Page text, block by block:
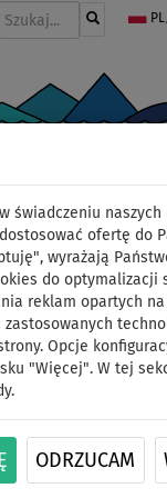
świadczeniu naszych
ofertę do
wyrażają
do optymalizacji
reklam opartych na
Opcje
"Więcej". W tej
ODRZUCAM